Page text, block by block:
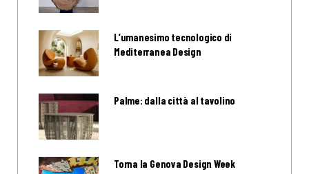
L’umanesimo tecnologico di
Mediterranea Design
Palme: dalla città al tavolino
Torna la Genova Design Week